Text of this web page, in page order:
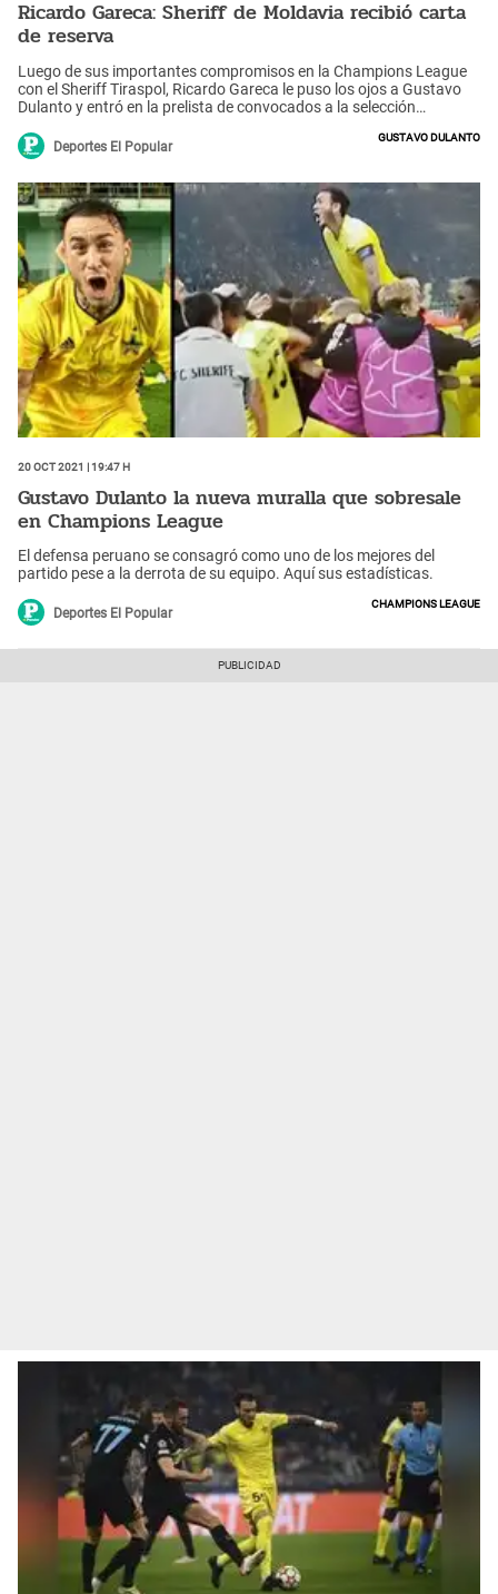
Ricardo Gareca: Sheriff de Moldavia recibió carta
de reserva
Luego de sus importantes compromisos en la Champions League
con el Sheriff Tiraspol, Ricardo Gareca le puso los ojos a Gustavo
Dulanto y entró en la prelista de convocados a la selección
Deportes El Popular
Gustavo Dulanto
20 Oct 2021 | 19:47 h
Gustavo Dulanto la nueva muralla que sobresale
en Champions League
El defensa peruano se consagró como uno de los mejores del
partido pese a la derrota de su equipo. Aquí sus estadísticas.
Deportes El Popular
Champions League